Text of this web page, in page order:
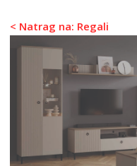
< Natrag na: Regali